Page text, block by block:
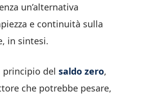
un’alternativa
e continuità sulla
in sintesi.
del saldo zero,
che potrebbe pesare,